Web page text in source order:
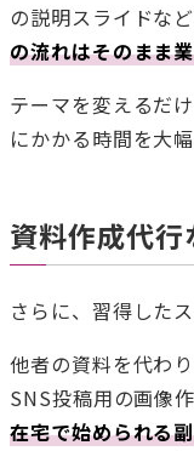
の説明スライドな
の流れはそのまま
テーマを変えるだ
にかかる時間を大
資料作成代行
さらに、習得した
他者の資料を代わ
SNS投稿用の画像
在宅で始められる